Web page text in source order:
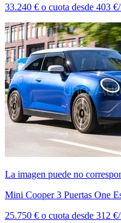
33.240 € o cuota desde 403
La imagen puede no
Mini Cooper 3 Puertas One
25.750 € o cuota desde 312